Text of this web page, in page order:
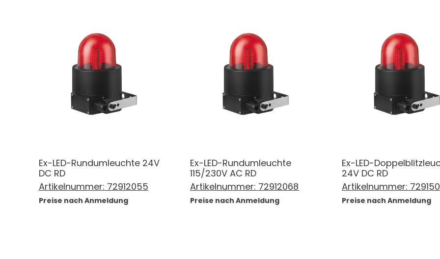
Ex-LED-Rundumleuchte 24V
DC RD
Artikelnummer: 72912055
Preise nach Anmeldung
Ex-LED-Rundumleuchte
115/230V AC RD
Artikelnummer: 72912068
Preise nach Anmeldung
Ex-LED-
24V DC RD
Artikelnummer:
Preise nach Anmeldung